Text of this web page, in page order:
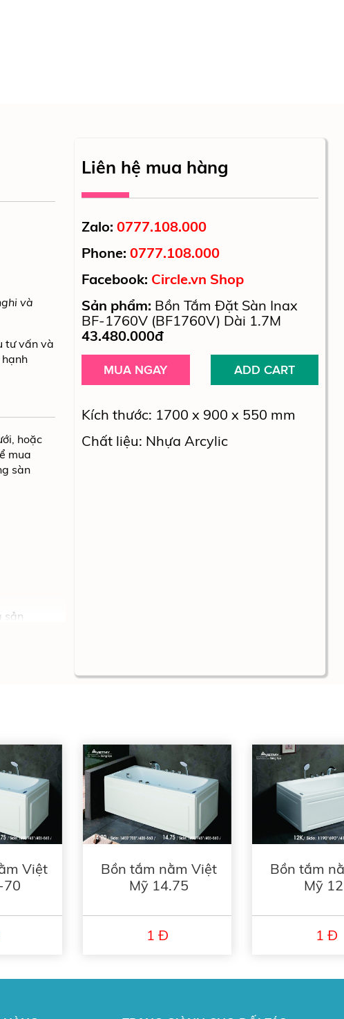
và
tư vấn và
hạnh
hoặc
mua
sàn
sản
Liên hệ mua hàng
Zalo: 0777.108.000
Phone: 0777.108.000
Facebook: Circle.vn Shop
Sản phẩm: Bồn Tắm Đặt Sàn Inax
BF-1760V (BF1760V) Dài 1.7M
43.480.000đ
MUA NGAY ADD CART
Kích thước: 1700 x 900 x 550 mm
Chất liệu: Nhựa Arcylic
Việt
70
Bồn tắm nằm Việt
Mỹ 14.75
1 Đ
Bồn tắm
Mỹ
1 Đ